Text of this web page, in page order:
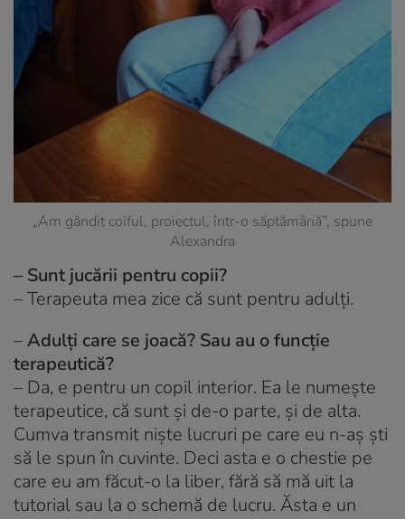
„Am gândit coiful, proiectul, într-o săptămână”, spune
Alexandra
– Sunt jucării pentru copii?
–Terapeuta mea zice că sunt pentru adulți.
–Adulți care se joacă? Sau au o funcție
terapeutică?
– Da, e pentru un copil interior. Ea le numește
terapeutice, că sunt și de-o parte, și de alta.
Cumva transmit niște lucruri pe care eu n-aș ști
să le spun în cuvinte. Deci asta e o chestie pe
care eu am făcut-o la liber, fără să mă uit la
tutorial sau la o schemă de lucru. Ăsta e un